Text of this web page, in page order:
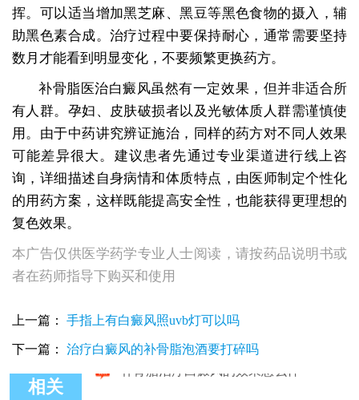
挥。可以适当增加黑芝麻、黑豆等黑色食物的摄入，辅
助黑色素合成。治疗过程中要保持耐心，通常需要坚持
数月才能看到明显变化，不要频繁更换药方。
补骨脂医治白癜风虽然有一定效果，但并非适合所
有人群。孕妇、皮肤破损者以及光敏体质人群需谨慎使
用。由于中药讲究辨证施治，同样的药方对不同人效果
可能差异很大。建议患者先通过专业渠道进行线上咨
询，详细描述自身病情和体质特点，由医师制定个性化
的用药方案，这样既能提高安全性，也能获得更理想的
复色效果。
本广告仅供医学药学专业人士阅读，请按药品说明书或
者在药师指导下购买和使用
上一篇： 手指上有白癜风照uvb灯可以吗
下一篇： 治疗白癜风的补骨脂泡酒要打碎吗
相关